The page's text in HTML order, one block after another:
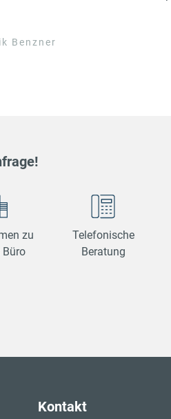
Benzner
zu
Büro
Telefonische
Beratung
Kontakt